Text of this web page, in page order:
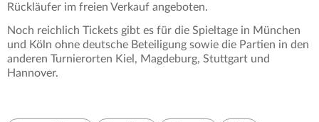
Rückläufer im freien Verkauf angeboten.
Noch reichlich Tickets gibt es für die Spieltage in München
und Köln ohne deutsche Beteiligung sowie die Partien in den
anderen Turnierorten Kiel, Magdeburg, Stuttgart und
Hannover.